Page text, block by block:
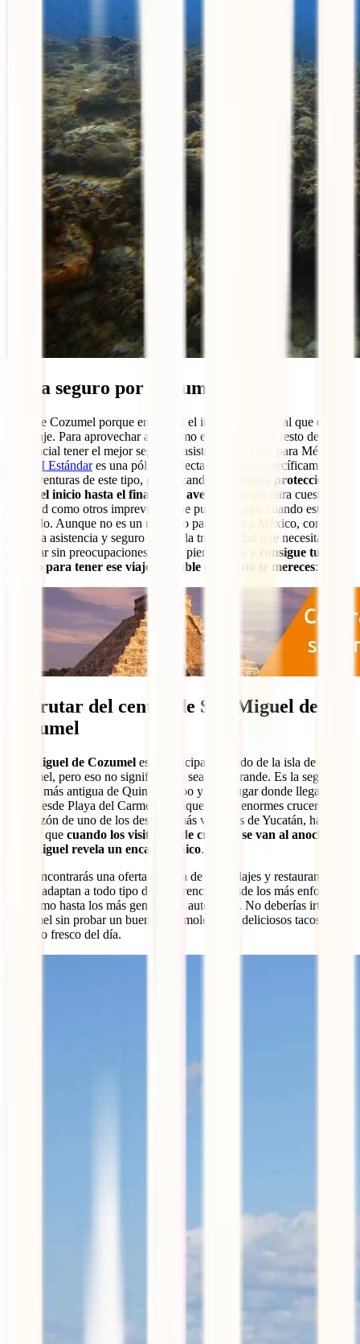
Viaja seguro por Cozumel
Elegiste Cozumel porque entiendes el inmenso potencial que ofrece
a tu viaje. Para aprovechar al máximo esta región y el resto del país,
es esencial tener el mejor seguro y asistencia de viaje para México.
IATI Estándares una póliza perfecta, diseñada específicamente
para aventuras de este tipo, garantizando
la máxima protección
desde el inicio hasta el final de tu aventura
, tanto para cuestiones
de salud como otros imprevistos que pueden surgir cuando estás
viajando. Aunque no es un requisito para entrar a México, contar
con una asistencia y seguro te dará la tranquilidad que necesitas para
disfrutar sin preocupaciones. No lo pienses más y
consigue tu
seguro para tener ese viaje increíble que tanto te mereces:
Disfrutar del centro de San Miguel de
Cozumel
San Miguel de Cozumel es el principal poblado de la isla de
Cozumel, pero eso no significa que sea muy grande. Es la segunda
ciudad más antigua de Quintana Roo y es el lugar donde llegan los
ferris desde Playa del Carmen. Aunque recibe enormes cruceros y es
el corazón de uno de los destinos más visitados de Yucatán, hay que
admitir que cuando los visitantes de crucero se van al anochecer,
San Miguel revela un encanto único.
Aquí encontrarás una oferta variada de hospedajes y restaurantes
que se adaptan a todo tipo de preferencias, desde los más enfocados
al turismo hasta los más genuinos y auténticos. No deberías irte de
Cozumel sin probar un buen guacamole, unos deliciosos tacos o el
pescado fresco del día.